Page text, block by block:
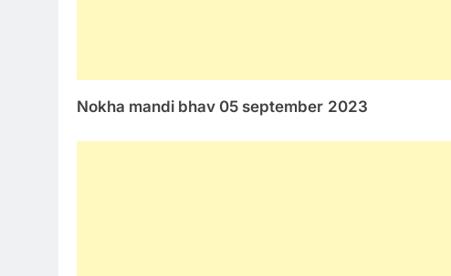
Nokha mandi bhav 05 september 2023